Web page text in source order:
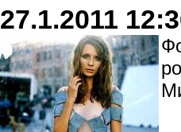
27.1.2011